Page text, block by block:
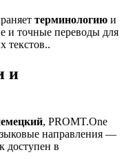
терминологию и
и точные переводы для
текстов..
и
, PROMT.One
направления —
доступен в